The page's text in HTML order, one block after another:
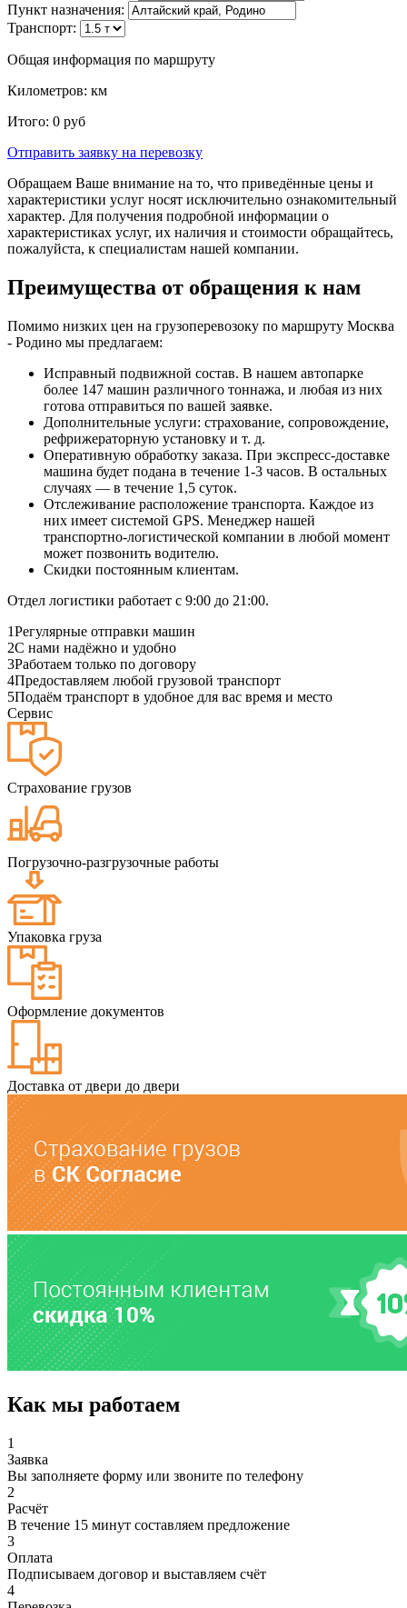
Пункт назначения:
Транспорт:
Общая информация по маршруту
Километров: км
Итого: 0 руб
Отправить заявку на перевозку
Обращаем Ваше внимание на то, что приведённые цены и
характеристики услуг носят исключительно ознакомительный
характер. Для получения подробной информации о
характеристиках услуг, их наличия и стоимости обращайтесь,
пожалуйста, к специалистам нашей компании.
Преимущества от обращения к нам
Помимо низких цен на грузоперевозоку по маршруту Москва
- Родино мы предлагаем:
Исправный подвижной состав. В нашем автопарке
более 147 машин различного тоннажа, и любая из них
готова отправиться по вашей заявке.
Дополнительные услуги: страхование, сопровождение,
рефрижераторную установку и т. д.
Оперативную обработку заказа. При экспресс-доставке
машина будет подана в течение 1-3 часов. В остальных
случаях — в течение 1,5 суток.
Отслеживание расположение транспорта. Каждое из
них имеет системой GPS. Менеджер нашей
транспортно-логистической компании в любой момент
может позвонить водителю.
Скидки постоянным клиентам.
Отдел логистики работает с 9:00 до 21:00.
1Регулярные отправки машин
2С нами надёжно и удобно
3Работаем только по договору
4Предоставляем любой грузовой транспорт
5Подаём транспорт в удобное для вас время и место
Сервис
Страхование грузов
Погрузочно-разгрузочные работы
Упаковка груза
Оформление документов
Доставка от двери до двери
Как мы работаем
1
Заявка
Вы заполняете форму или звоните по телефону
2
Расчёт
В течение 15 минут составляем предложение
3
Оплата
Подписываем договор и выставляем счёт
4